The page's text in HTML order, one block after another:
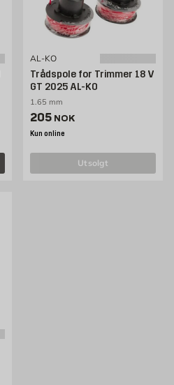
AL-KO
Trådspole for Trimmer 18 V
GT 2025 AL-KO
1.65 mm
Pris 205 NOK /stk
205 NOK
Kun online
utsolgt